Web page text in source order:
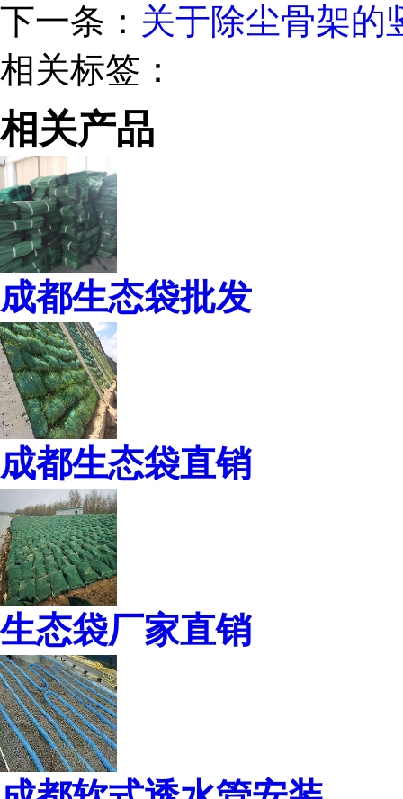
下一条： 关于除尘骨架的
相关标签：
相关产品
成都生态袋批发
成都生态袋直销
生态袋厂家直销